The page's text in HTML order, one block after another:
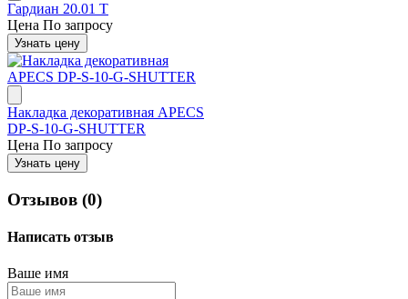
Гардиан 20.01 Т
Цена По запросу
Узнать цену
Накладка декоративная APECS
DP-S-10-G-SHUTTER
Цена По запросу
Узнать цену
Отзывов (0)
Написать отзыв
Ваше имя